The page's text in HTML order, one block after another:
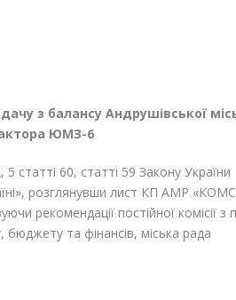
з балансу Андрушівської
ЮМЗ-6
5 статті 60, статті 59 Закону
розглянувши лист КП АМР
рекомендації постійної комісії з
бюджету та фінансів, міська рада